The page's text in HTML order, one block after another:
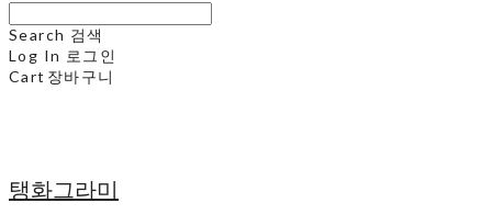
Search 검색
Log In 로그인
Cart 장바구니
탱화그라미